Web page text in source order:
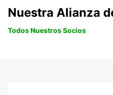
Nuestra Alianza
Todos Nuestros Socios